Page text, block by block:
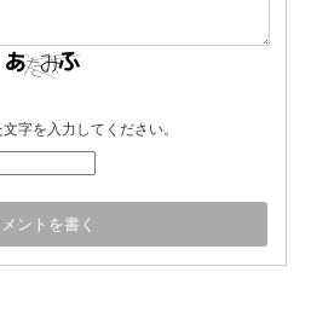
字を入力してください。